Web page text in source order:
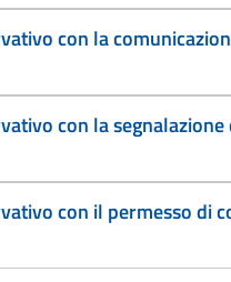
con la
con la
con il permesso di